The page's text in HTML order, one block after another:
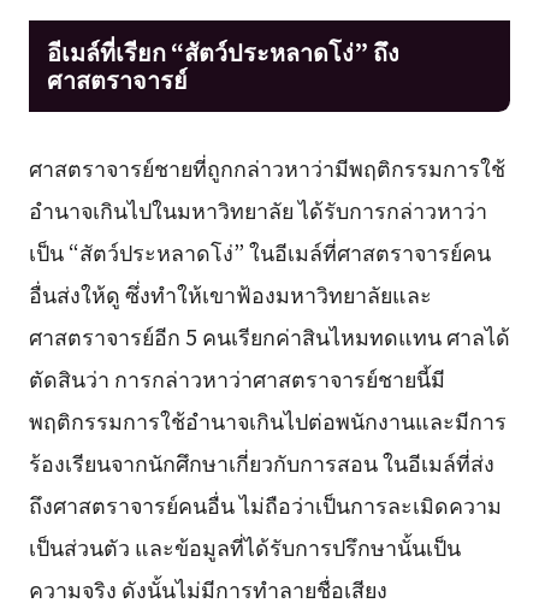
อีเมล์ที่เรียก “สัตว์ประหลาดโง่” ถึง
ศาสตราจารย์
ศาสตราจารย์ชายที่ถูกกล่าวหาว่ามีพฤติกรรมการใช้
อำนาจเกินไปในมหาวิทยาลัย ได้รับการกล่าวหาว่า
เป็น “สัตว์ประหลาดโง่” ในอีเมล์ที่ศาสตราจารย์คน
อื่นส่งให้ดู ซึ่งทำให้เขาฟ้องมหาวิทยาลัยและ
ศาสตราจารย์อีก 5 คนเรียกค่าสินไหมทดแทน ศาลได้
ตัดสินว่า การกล่าวหาว่าศาสตราจารย์ชายนี้มี
พฤติกรรมการใช้อำนาจเกินไปต่อพนักงานและมีการ
ร้องเรียนจากนักศึกษาเกี่ยวกับการสอน ในอีเมล์ที่ส่ง
ถึงศาสตราจารย์คนอื่น ไม่ถือว่าเป็นการละเมิดความ
เป็นส่วนตัว และข้อมูลที่ได้รับการปรึกษานั้นเป็น
ความจริง ดังนั้นไม่มีการทำลายชื่อเสียง